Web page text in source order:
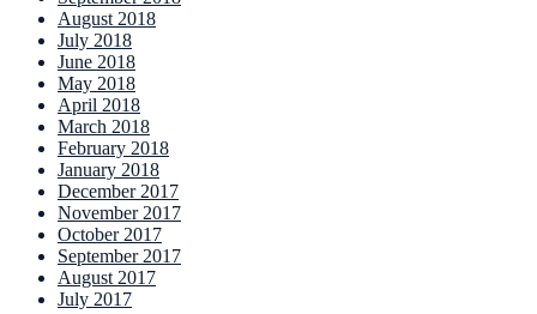
August 2018
July 2018
June 2018
May 2018
April 2018
March 2018
February 2018
January 2018
December 2017
November 2017
October 2017
September 2017
August 2017
July 2017